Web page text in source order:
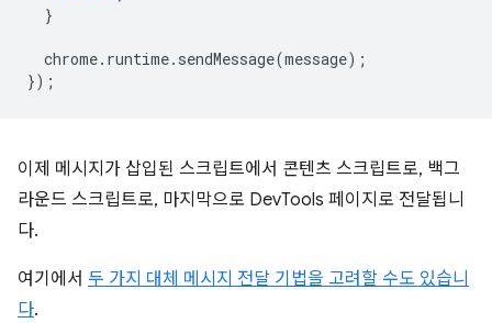
}
chrome. runtime. sendMessage(message);
});
이제 메시지가 삽입된 스크립트에서 콘텐츠 스크립트로, 백그
라운드 스크립트로, 마지막으로 DevTools 페이지로 전달됩니
다.
여기에서 두 가지 대체 메시지 전달 기법을 고려할 수도 있습니
다.